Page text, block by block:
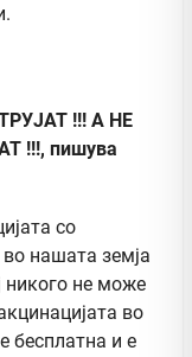
!!! А НЕ
!!!, пишува
со
нашата земја
никого не може
во
бесплатна и е